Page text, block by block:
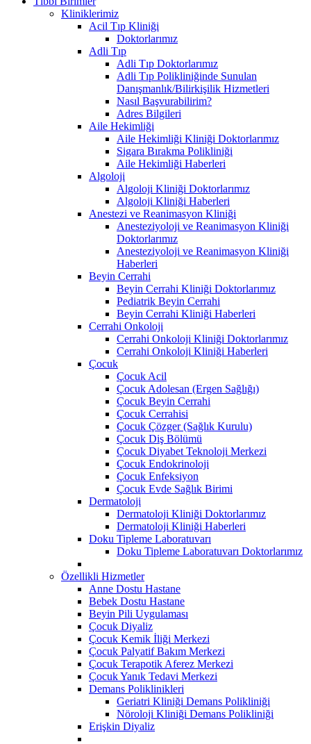
Kliniklerimiz
Acil Tıp Kliniği
Doktorlarımız
Adli Tıp
Adli Tıp Doktorlarımız
Adli Tıp Polikliniğinde Sunulan
Danışmanlık/Bilirkişilik Hizmetleri
Nasıl Başvurabilirim?
Adres Bilgileri
Aile Hekimliği
Aile Hekimliği Kliniği Doktorlarımız
Sigara Bırakma Polikliniği
Aile Hekimliği Haberleri
Algoloji
Algoloji Kliniği Doktorlarımız
Algoloji Kliniği Haberleri
Anestezi ve Reanimasyon Kliniği
Anesteziyoloji ve Reanimasyon Kliniği
Doktorlarımız
Anesteziyoloji ve Reanimasyon Kliniği
Haberleri
Beyin Cerrahi
Beyin Cerrahi Kliniği Doktorlarımız
Pediatrik Beyin Cerrahi
Beyin Cerrahi Kliniği Haberleri
Cerrahi Onkoloji
Cerrahi Onkoloji Kliniği Doktorlarımız
Cerrahi Onkoloji Kliniği Haberleri
Çocuk
Çocuk Acil
Çocuk Adolesan (Ergen Sağlığı)
Çocuk Beyin Cerrahi
Çocuk Cerrahisi
Çocuk Çözger (Sağlık Kurulu)
Çocuk Diş Bölümü
Çocuk Diyabet Teknoloji Merkezi
Çocuk Endokrinoloji
Çocuk Enfeksiyon
Çocuk Evde Sağlık Birimi
Dermatoloji
Dermatoloji Kliniği Doktorlarımız
Dermatoloji Kliniği Haberleri
Doku Tipleme Laboratuvarı
Doku Tipleme Laboratuvarı Doktorlarımız
Özellikli Hizmetler
Anne Dostu Hastane
Bebek Dostu Hastane
Beyin Pili Uygulaması
Çocuk Diyaliz
Çocuk Kemik İliği Merkezi
Çocuk Palyatif Bakım Merkezi
Çocuk Terapotik Aferez Merkezi
Çocuk Yanık Tedavi Merkezi
Demans Poliklinikleri
Geriatri Kliniği Demans Polikliniği
Nöroloji Kliniği Demans Polikliniği
Erişkin Diyaliz